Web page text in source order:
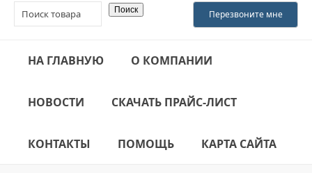
НА ГЛАВНУЮ О КОМПАНИИ
НОВОСТИ СКАЧАТЬ ПРАЙС-ЛИСТ
КОНТАКТЫ ПОМОЩЬ КАРТА САЙТА